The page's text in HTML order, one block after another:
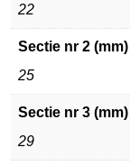
22
Sectie nr 2 (mm)
25
Sectie nr 3 (mm)
29